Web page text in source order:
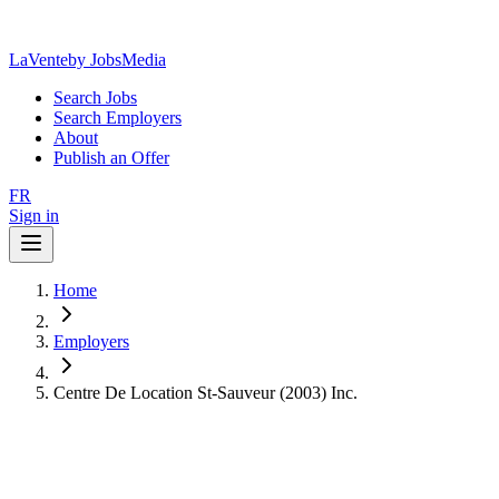
LaVenteby JobsMedia
Search Jobs
Search Employers
About
Publish an Offer
FR
Sign in
Home
Employers
Centre De Location St-Sauveur (2003) Inc.